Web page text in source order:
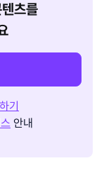
츠를
기
안내